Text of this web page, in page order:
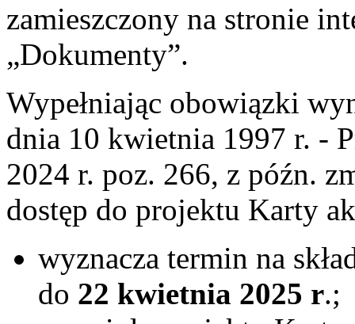
zamieszczony na stronie
„Dokumenty”.
Wypełniając obowiązki
dnia 10 kwietnia 1997 r. -
2024 r. poz. 266, z późn.
dostęp do projektu Karty
wyznacza termin na
do 22 kwietnia 2025 r.;